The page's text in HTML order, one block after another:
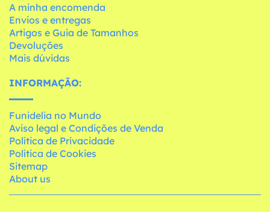
A minha encomenda
Envios e entregas
Artigos e Guia de Tamanhos
Devoluções
Mais dúvidas
INFORMAÇÃO:
Funidelia no Mundo
Aviso legal e Condições de Venda
Política de Privacidade
Política de Cookies
Sitemap
About us